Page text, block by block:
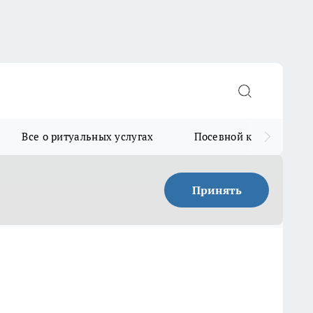
Все о ритуальных услугах Посевной календарь
Принять